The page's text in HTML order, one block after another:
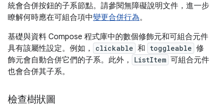
統會合併按鈕的子系節點。請參閱無障礙說明文件，進一步
瞭解何時應在可組合項中變更合併行為。
基礎與資料 Compose 程式庫中的數個修飾元和可組合元件
具有該屬性設定。例如，
clickable 和 toggleable 修
飾元會自動合併它們的子系。此外，
ListItem 可組合元件
也會合併其子系。
檢查樹狀圖